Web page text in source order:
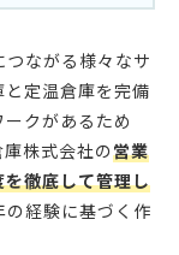
ながる様々なサ
定温倉庫を完備
クがあるため
株式会社の営業
徹底して管理し
の経験に基づく作